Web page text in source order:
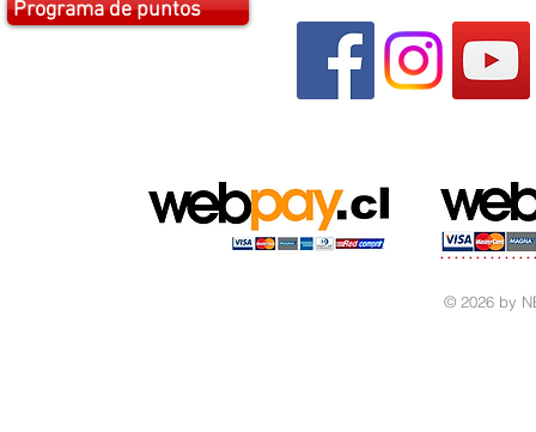
Programa de puntos
© 2026 by